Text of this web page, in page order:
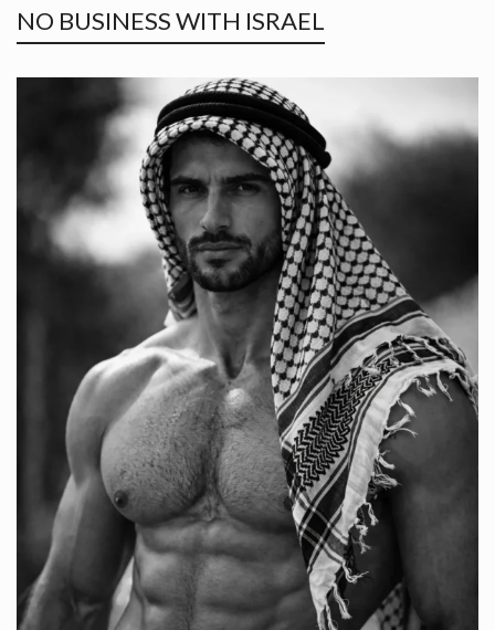
NO BUSINESS WITH ISRAEL